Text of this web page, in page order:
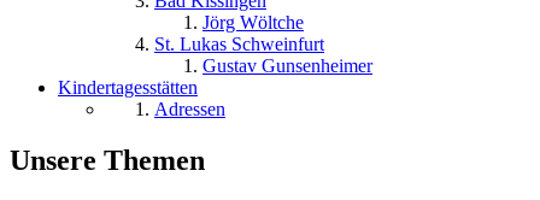
Jörg Wöltche
St. Lukas Schweinfurt
Gustav Gunsenheimer
Kindertagesstätten
Adressen
Unsere Themen